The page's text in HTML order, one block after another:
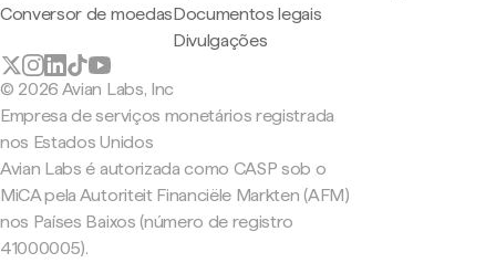
Conversor de moedasDocumentos legais
Divulgações
© 2026 Avian Labs, Inc
Empresa de serviços monetários registrada
nos Estados Unidos
Avian Labs é autorizada como CASP sob o
MiCA pela Autoriteit Financiële Markten (AFM)
nos Países Baixos (número de registro
41000005).